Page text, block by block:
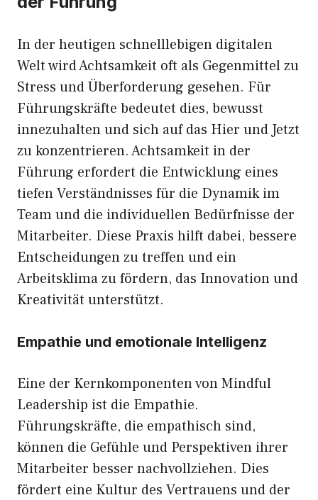
In der heutigen schnelllebigen digitalen
Welt wird Achtsamkeit oft als Gegenmittel zu
Stress und Überforderung gesehen. Für
Führungskräfte bedeutet dies, bewusst
innezuhalten und sich auf das Hier und Jetzt
zu konzentrieren. Achtsamkeit in der
Führung erfordert die Entwicklung eines
tiefen Verständnisses für die Dynamik im
Team und die individuellen Bedürfnisse der
Mitarbeiter. Diese Praxis hilft dabei, bessere
Entscheidungen zu treffen und ein
Arbeitsklima zu fördern, das Innovation und
Kreativität unterstützt.
Empathie und emotionale Intelligenz
Eine der Kernkomponenten von Mindful
Leadership ist die Empathie.
Führungskräfte, die empathisch sind,
können die Gefühle und Perspektiven ihrer
Mitarbeiter besser nachvollziehen. Dies
fördert eine Kultur des Vertrauens und der